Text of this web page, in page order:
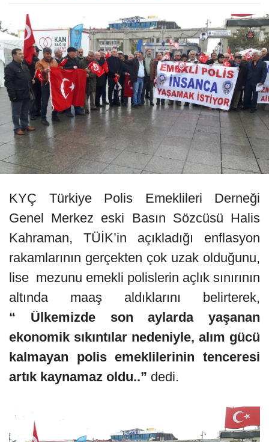
KYÇ Türkiye Polis Emeklileri Derneği
Genel Merkez eski Basın Sözcüsü Halis
Kahraman, TÜİK’in açıkladığı enflasyon
rakamlarının gerçekten çok uzak olduğunu,
lise mezunu emekli polislerin açlık sınırının
altında maaş aldıklarını belirterek,
“ Ülkemizde son aylarda yaşanan
ekonomik sıkıntılar nedeniyle, alım gücü
kalmayan polis emeklilerinin tenceresi
artık kaynamaz oldu..” dedi.